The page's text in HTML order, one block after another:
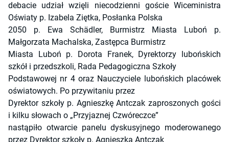
debacie udział wzięli niecodzienni goście Wiceministra
Oświaty p. Izabela Ziętka, Posłanka Polska
2050 p. Ewa Schädler, Burmistrz Miasta Luboń p.
Małgorzata Machalska, Zastępca Burmistrz
Miasta Luboń p. Dorota Franek, Dyrektorzy lubońskich
szkół i przedszkoli, Rada Pedagogiczna Szkoły
Podstawowej nr 4 oraz Nauczyciele lubońskich placówek
oświatowych. Po przywitaniu przez
Dyrektor szkoły p. Agnieszkę Antczak zaproszonych gości
i kilku słowach o „Przyjaznej Czwóreczce”
nastąpiło otwarcie panelu dyskusyjnego moderowanego
przez Dyrektor szkoły p. Agnieszka Antczak